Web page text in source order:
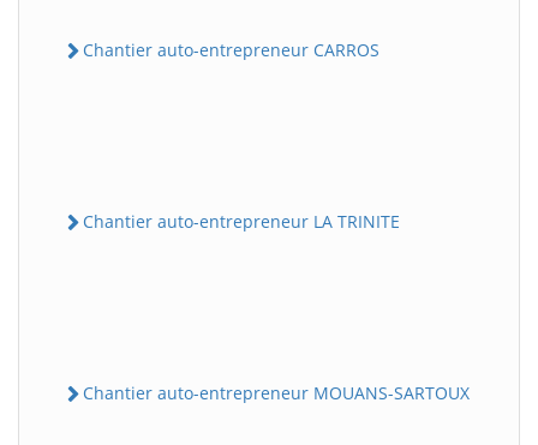
Chantier auto-entrepreneur CARROS
Chantier auto-entrepreneur LA TRINITE
Chantier auto-entrepreneur MOUANS-SARTOUX